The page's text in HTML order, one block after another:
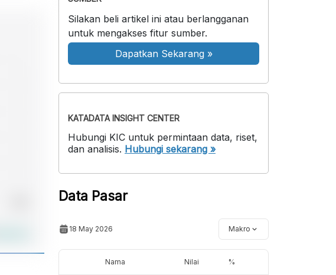
Silakan beli artikel ini atau berlangganan
untuk mengakses fitur sumber.
Dapatkan Sekarang »
KATADATA INSIGHT CENTER
Hubungi KIC untuk permintaan data, riset,
dan analisis. Hubungi sekarang »
Data Pasar
18 May 2026 Makro
Nama Nilai %